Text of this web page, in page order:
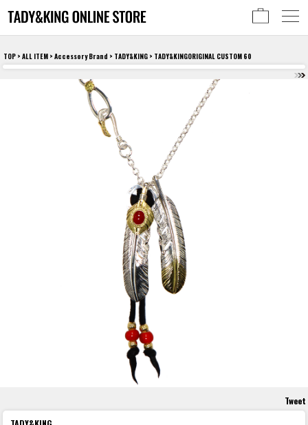
TOP > ALL ITEM > Accessory Brand > TADY&KING > TADY&KINGORIGINAL CUSTOM 60
Tweet